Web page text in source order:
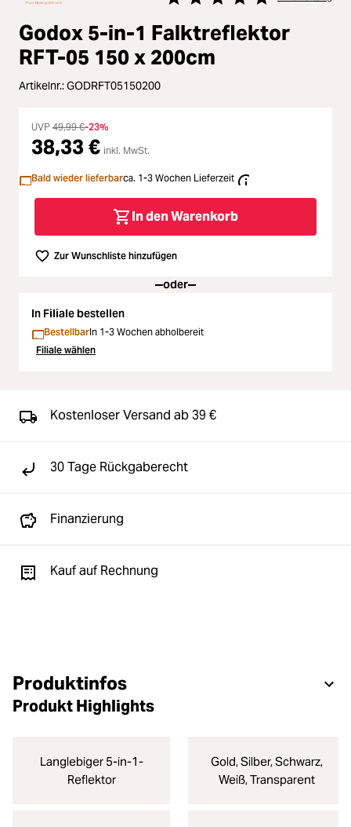
Licht & Studio
Bildbearbeitung
Ferngläser
Second Hand
Godox 5-in-1 Falktreflektor
RFT-05 150 x 200cm
Artikelnr.:GODRFT05150200
UVP 49,99 €-23%
38,33 € inkl. MwSt.
Bald wieder lieferbarca. 1-3 Wochen Lieferzeit
In den Warenkorb
Zur Wunschliste hinzufügen
oder
In Filiale bestellen
BestellbarIn 1-3 Wochen abholbereit
Filiale wählen
Kostenloser Versand ab 39 €
30 Tage Rückgaberecht
Finanzierung
Kauf auf Rechnung
Produktinfos
Produkt Highlights
Langlebiger 5-in-1-
Reflektor
Gold, Silber, Schwarz,
Weiß, Transparent